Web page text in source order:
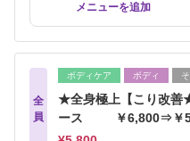
メニューを追加
全
員
ボディケア ボディ
★全身極上【こり改善
ース ￥6,800⇒￥